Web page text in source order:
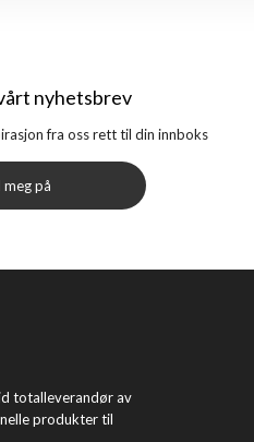
nyhetsbrev
fra oss rett til din innboks
på
totalleverandør av
produkter til